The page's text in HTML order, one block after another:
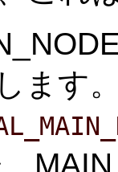
ます